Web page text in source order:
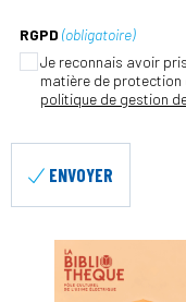
RGPD (obligatoire)
Je reconnais avoir
matière de protection
politique de gestion
ENVOYER